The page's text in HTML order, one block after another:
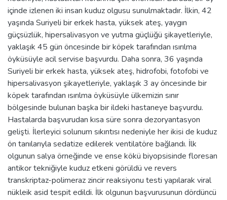
içinde izlenen iki insan kuduz olgusu sunulmaktadır. İlkin, 42
yaşında Suriyeli bir erkek hasta, yüksek ateş, yaygın
güçsüzlük, hipersalivasyon ve yutma güçlüğü şikayetleriyle,
yaklaşık 45 gün öncesinde bir köpek tarafından ısırılma
öyküsüyle acil servise başvurdu. Daha sonra, 36 yaşında
Suriyeli bir erkek hasta, yüksek ateş, hidrofobi, fotofobi ve
hipersalivasyon şikayetleriyle, yaklaşık 3 ay öncesinde bir
köpek tarafından ısırılma öyküsüyle ülkemizin sınır
bölgesinde bulunan başka bir ildeki hastaneye başvurdu.
Hastalarda başvurudan kısa süre sonra dezoryantasyon
gelişti. İlerleyici solunum sıkıntısı nedeniyle her ikisi de kuduz
ön tanılarıyla sedatize edilerek ventilatöre bağlandı. İlk
olgunun salya örneğinde ve ense kökü biyopsisinde floresan
antikor tekniğiyle kuduz etkeni görüldü ve revers
transkriptaz-polimeraz zincir reaksiyonu testi yapılarak viral
nükleik asid tespit edildi. İlk olgunun başvurusunun dördüncü